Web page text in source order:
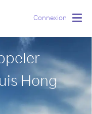
Connexion
Hong